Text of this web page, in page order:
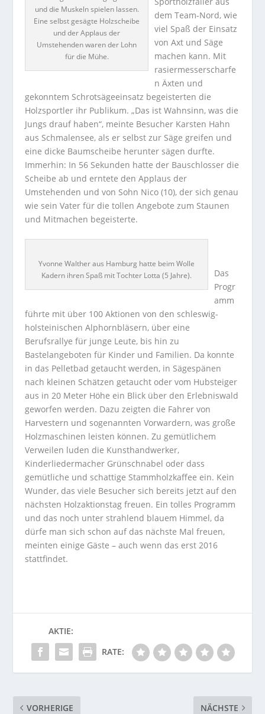
und die Muskeln spielen lassen.
Eine selbst gesägte Holzscheibe
und der Applaus der
Umstehenden waren der Lohn
für die Mühe.
dem Team-Nord, wie
viel Spaß der Einsatz
von Axt und Säge
machen kann. Mit
rasiermesserscharfe
n Äxten und
gekonntem Schrotsägeeinsatz begeisterten die
Holzsportler ihr Publikum. „Das ist Wahnsinn, was die
Jungs drauf haben“, meinte Besucher Karsten Hahn
aus Schmalensee, als er selbst zur Säge greifen und
eine dicke Baumscheibe herunter sägen durfte.
Immerhin: In 56 Sekunden hatte der Bauschlosser die
Scheibe ab und erntete den Applaus der
Umstehenden und von Sohn Nico (10), der sich genau
wie sein Vater für die tollen Angebote zum Staunen
und Mitmachen begeisterte.
Yvonne Walther aus Hamburg hatte beim Wolle
Kadern ihren Spaß mit Tochter Lotta (5 Jahre).
Das
Progr
amm
führte mit über 100 Aktionen von den schleswig-
holsteinischen Alphornbläsern, über eine
Berufsrallye für junge Leute, bis hin zu
Bastelangeboten für Kinder und Familien. Da konnte
in das Pelletbad getaucht werden, in Sägespänen
nach kleinen Schätzen getaucht oder vom Hubsteiger
aus in 20 Meter Höhe ein Blick über den Erlebniswald
geworfen werden. Dazu zeigten die Fahrer von
Harvestern und sogenannten Vorwardern, was große
Holzmaschinen leisten können. Zu gemütlichem
Verweilen luden die Kunsthandwerker,
Kinderliedermacher Grünschnabel oder dass
gemütliche und schattige Stammholzkaffee ein. Kein
Wunder, das viele Besucher sich bereits jetzt auf den
nächsten Holzaktionstag freuen. Ein tolles Programm
und das noch unter strahlend blauem Himmel, da
dürfe man sich schon auf das nächste Mal freuen,
meinten einige Gäste – auch wenn das erst 2016
stattfindet.
AKTIE:
RATE:
VORHERIGE NÄCHSTE